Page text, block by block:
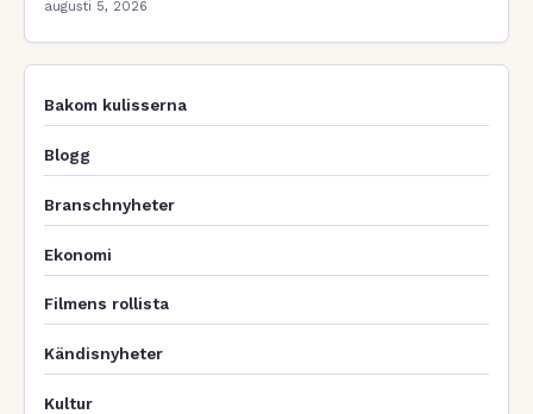
augusti 5, 2026
Bakom kulisserna
Blogg
Branschnyheter
Ekonomi
Filmens rollista
Kändisnyheter
Kultur